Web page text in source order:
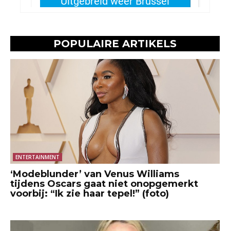
POPULAIRE ARTIKELS
ENTERTAINMENT
‘Modeblunder’ van Venus Williams
tijdens Oscars gaat niet onopgemerkt
voorbij: “Ik zie haar tepel!” (foto)